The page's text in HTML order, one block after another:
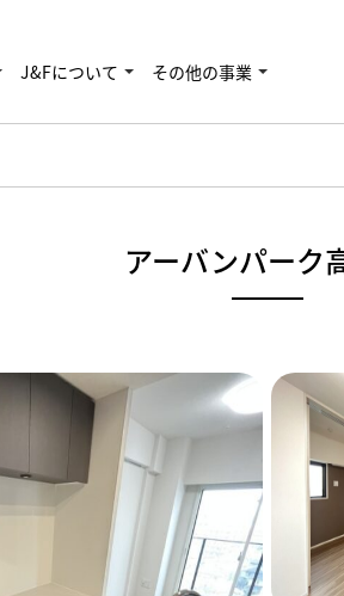
J&Fについて その他の事業
アーバンパーク